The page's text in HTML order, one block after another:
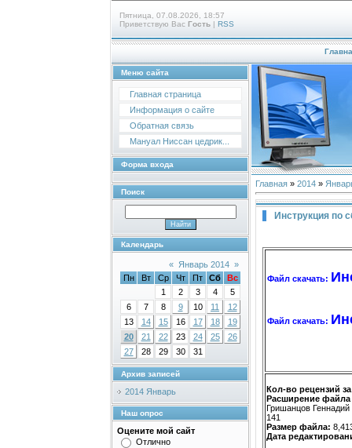
Пятница, 07.08.2026, 18:57
Приветствую Вас Гость | RSS
Меню сайта
Главная страница
Информация о сайте
Обратная связь
Мануал Ниссан цедрик...
Форма входа
Поиск
Календарь
« Январь 2014 »
Пн
Вт Ср Чт Пт Сб
Вс
1
2 3 4
5
6
7 8 9 10 11
12
13
14 15 16 17 18
19
20
21 22 23 24 25
26
27
28 29 30 31
Архив записей
2014 Январь
Наш опрос
Оцените мой сайт
Отлично
Главная » 2014 »
Инструкция по
Файл скачать:
Файл скачать:
Кол-во рецензий
Расширение
Гришанцов Геннадий
141
Размер файла:
Дата